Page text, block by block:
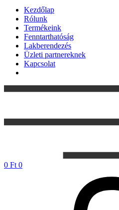
Kezdőlap
Rólunk
Termékeink
Fenntarthatóság
Lakberendezés
Üzleti partnereknek
Kapcsolat
0 Ft 0